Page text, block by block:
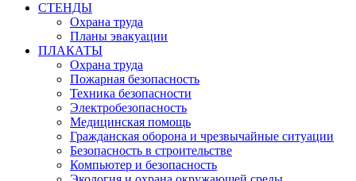
СТЕНДЫ
Охрана труда
Планы эвакуации
ПЛАКАТЫ
Охрана труда
Пожарная безопасность
Техника безопасности
Электробезопасность
Медицинская помощь
Гражданская оборона и чрезвычайные ситуации
Безопасность в строительстве
Компьютер и безопасность